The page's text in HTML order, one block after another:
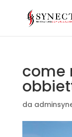
come
da